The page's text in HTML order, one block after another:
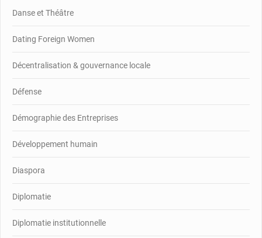
Danse et Théâtre
Dating Foreign Women
Décentralisation & gouvernance locale
Défense
Démographie des Entreprises
Développement humain
Diaspora
Diplomatie
Diplomatie institutionnelle